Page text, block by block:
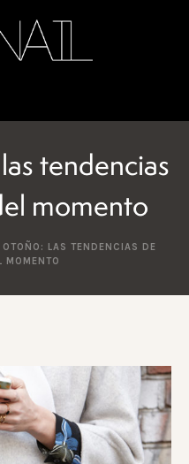
tendencias
momento
LAS TENDENCIAS DE
MOMENTO